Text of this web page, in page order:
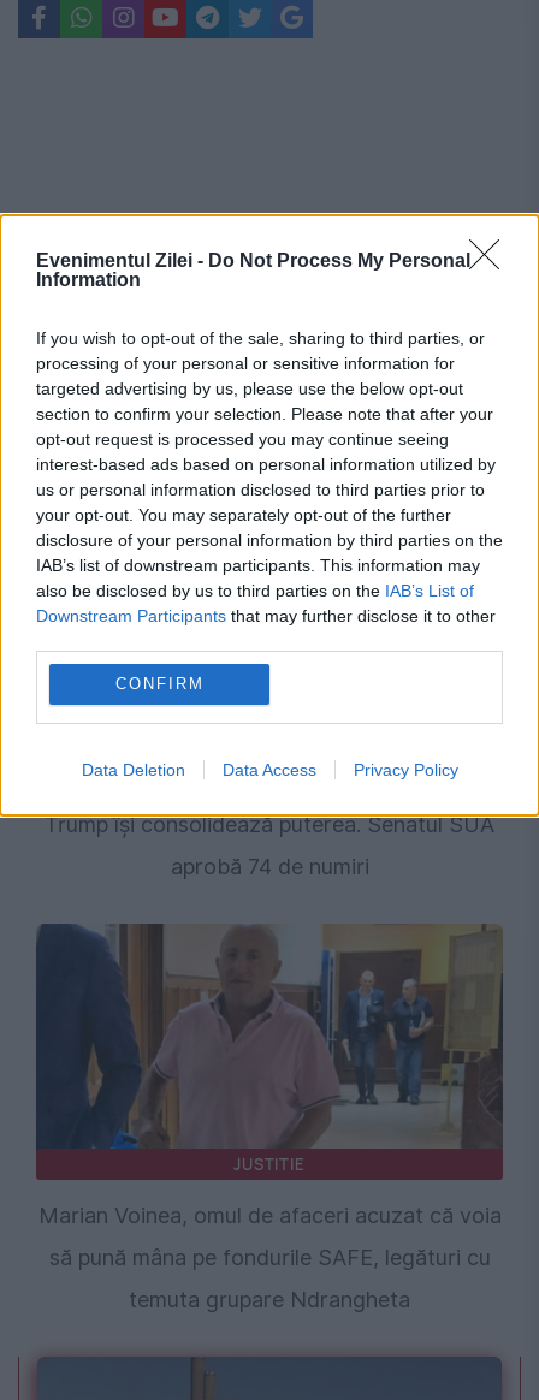
Evenimentul Zilei - Do Not Process My Personal
Information
If you wish to opt-out of the sale, sharing to third parties, or
processing of your personal or sensitive information for
targeted advertising by us, please use the below opt-out
section to confirm your selection. Please note that after your
opt-out request is processed you may continue seeing
interest-based ads based on personal information utilized by
us or personal information disclosed to third parties prior to
your opt-out. You may separately opt-out of the further
disclosure of your personal information by third parties on the
IAB’s list of downstream participants. This information may
also be disclosed by us to third parties on the IAB’s List of
Downstream Participants that may further disclose it to other
CONFIRM
Data Deletion Data Access Privacy Policy
Recomandările noastre
INTERNATIONAL
Trump își consolidează puterea. Senatul SUA
aprobă 74 de numiri
JUSTITIE
Marian Voinea, omul de afaceri acuzat că voia
să pună mâna pe fondurile SAFE, legături cu
temuta grupare Ndrangheta